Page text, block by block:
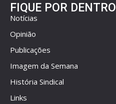
FIQUE POR DENTRO
Notícias
Opinião
Publicações
Imagem da Semana
História Sindical
Links